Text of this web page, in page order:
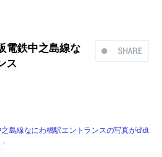
SHARE
電鉄中之島線な
ス
島線なにわ橋駅エントランスの写真がd/dt